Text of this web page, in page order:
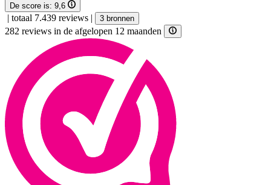
De score is: 9,6
| totaal 7.439 reviews | 3 bronnen
282 reviews in de afgelopen 12 maanden